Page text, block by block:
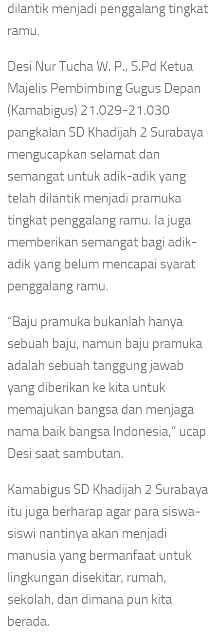
dilantik menjadi penggalang tingkat
ramu.
Desi Nur Tucha W. P., S.Pd Ketua
Majelis Pembimbing Gugus Depan
(Kamabigus) 21.029-21.030
pangkalan SD Khadijah 2 Surabaya
mengucapkan selamat dan
semangat untuk adik-adik yang
telah dilantik menjadi pramuka
tingkat penggalang ramu. Ia juga
memberikan semangat bagi adik-
adik yang belum mencapai syarat
penggalang ramu.
“Baju pramuka bukanlah hanya
sebuah baju, namun baju pramuka
adalah sebuah tanggung jawab
yang diberikan ke kita untuk
memajukan bangsa dan menjaga
nama baik bangsa Indonesia,” ucap
Desi saat sambutan.
Kamabigus SD Khadijah 2 Surabaya
itu juga berharap agar para siswa-
siswi nantinya akan menjadi
manusia yang bermanfaat untuk
lingkungan disekitar, rumah,
sekolah, dan dimana pun kita
berada.